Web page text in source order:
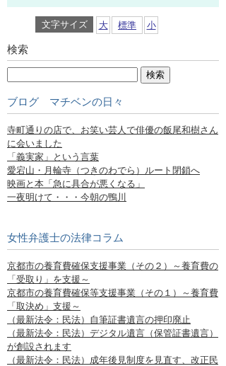
文字サイズ 大 標準 小
検索
ブログ マチベンの日々
寺町通りの店で、お笑い芸人で俳優の飯尾和樹さん
に会いました
「義実家」という言葉
愛宕山・月輪寺（つきのわでら）ルート閉鎖へ
映画と本「急に具合が悪くなる」
一夜明けて・・・今朝の鴨川
女性弁護士の法律コラム
京都市の養育費確保支援事業（その２）～養育費の
「受取り」を支援～
京都市の養育費確保等支援事業（その１）～養育費
「取決め」支援～
（最新法令：民法）自筆証書遺言の押印廃止
（最新法令：民法）デジタル遺言（保管証書遺言）
が創設されます
（最新法令：民法）成年後見制度を見直す、改正民